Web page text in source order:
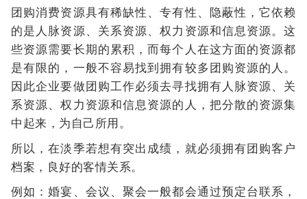
团购消费资源具有稀缺性、专有性、隐蔽性，它依赖
的是人脉资源、关系资源、权力资源和信息资源。这
些资源需要长期的累积，而每个人在这方面的资源都
是有限的，一般不容易找到拥有较多团购资源的人。
因此企业要做团购工作必须去寻找拥有人脉资源、关
系资源、权力资源和信息资源的人，把分散的资源集
中起来，为自己所用。
所以，在淡季若想有突出成绩，就必须拥有团购客户
档案，良好的客情关系。
例如：婚宴、会议、聚会一般都会通过预定台联系，